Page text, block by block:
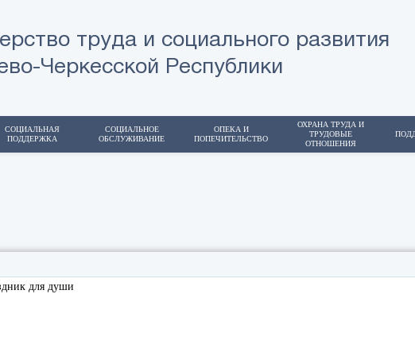
труда и социального развития
Черкесской Республики
СОЦИАЛЬНАЯ
ПОДДЕРЖКА
СОЦИАЛЬНОЕ
ОБСЛУЖИВАНИЕ
ОПЕКА И
ПОПЕЧИТЕЛЬСТВО
ОХРАНА ТРУДА И
ТРУДОВЫЕ
ОТНОШЕНИЯ